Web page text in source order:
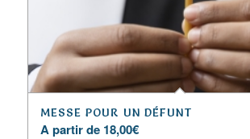
MESSE POUR UN DÉFUNT
A partir de 18,00€